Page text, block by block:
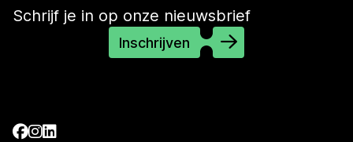
Schrijf je in op onze nieuwsbrief
Inschrijven